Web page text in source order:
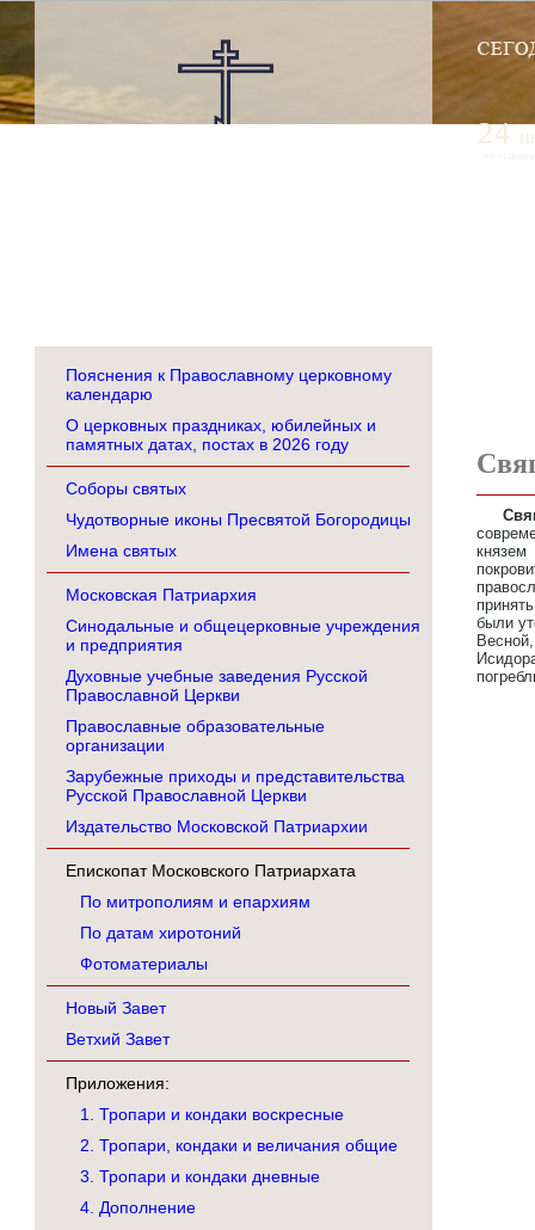
Пояснения к Православному церковному
календарю
О церковных праздниках, юбилейных и
памятных датах, постах в 2026 году
Соборы святых
Чудотворные иконы Пресвятой Богородицы
Имена святых
Московская Патриархия
Синодальные и общецерковные учреждения
и предприятия
Духовные учебные заведения Русской
Православной Церкви
Православные образовательные
организации
Зарубежные приходы и представительства
Русской Православной Церкви
Издательство Московской Патриархии
Епископат Московского Патриархата
По митрополиям и епархиям
По датам хиротоний
Фотоматериалы
Новый Завет
Ветхий Завет
Приложения:
1. Тропари и кондаки воскресные
2. Тропари, кондаки и величания общие
3. Тропари и кондаки дневные
4. Дополнение
были
24
по